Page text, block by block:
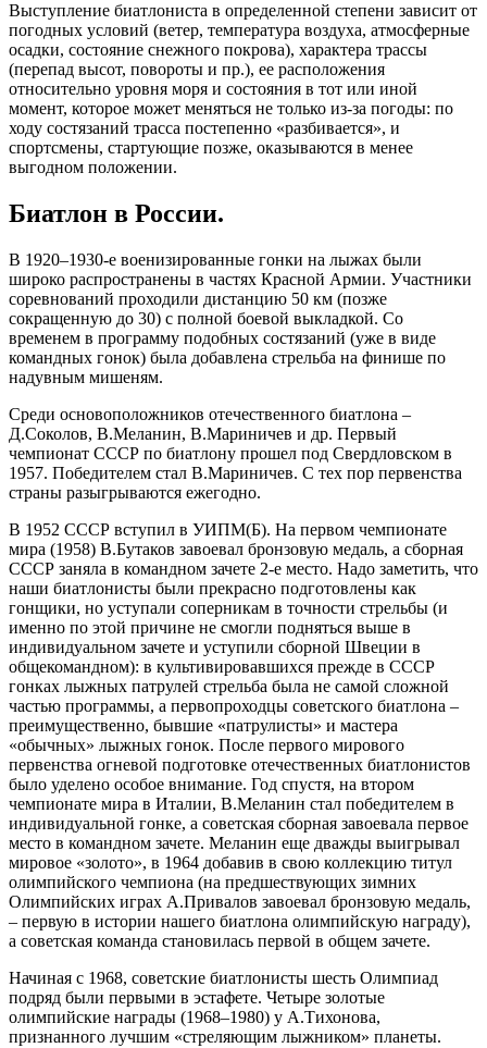
Выступление биатлониста в определенной степени зависит от
погодных условий (ветер, температура воздуха, атмосферные
осадки, состояние снежного покрова), характера трассы
(перепад высот, повороты и пр.), ее расположения
относительно уровня моря и состояния в тот или иной
момент, которое может меняться не только из-за погоды: по
ходу состязаний трасса постепенно «разбивается», и
спортсмены, стартующие позже, оказываются в менее
выгодном положении.
Биатлон в России.
В 1920–1930-е военизированные гонки на лыжах были
широко распространены в частях Красной Армии. Участники
соревнований проходили дистанцию 50 км (позже
сокращенную до 30) с полной боевой выкладкой. Со
временем в программу подобных состязаний (уже в виде
командных гонок) была добавлена стрельба на финише по
надувным мишеням.
Среди основоположников отечественного биатлона –
Д.Соколов, В.Меланин, В.Мариничев и др. Первый
чемпионат СССР по биатлону прошел под Свердловском в
1957. Победителем стал В.Мариничев. С тех пор первенства
страны разыгрываются ежегодно.
В 1952 СССР вступил в УИПМ(Б). На первом чемпионате
мира (1958) В.Бутаков завоевал бронзовую медаль, а сборная
СССР заняла в командном зачете 2-е место. Надо заметить, что
наши биатлонисты были прекрасно подготовлены как
гонщики, но уступали соперникам в точности стрельбы (и
именно по этой причине не смогли подняться выше в
индивидуальном зачете и уступили сборной Швеции в
общекомандном): в культивировавшихся прежде в СССР
гонках лыжных патрулей стрельба была не самой сложной
частью программы, а первопроходцы советского биатлона –
преимущественно, бывшие «патрулисты» и мастера
«обычных» лыжных гонок. После первого мирового
первенства огневой подготовке отечественных биатлонистов
было уделено особое внимание. Год спустя, на втором
чемпионате мира в Италии, В.Меланин стал победителем в
индивидуальной гонке, а советская сборная завоевала первое
место в командном зачете. Меланин еще дважды выигрывал
мировое «золото», в 1964 добавив в свою коллекцию титул
олимпийского чемпиона (на предшествующих зимних
Олимпийских играх А.Привалов завоевал бронзовую медаль,
– первую в истории нашего биатлона олимпийскую награду),
а советская команда становилась первой в общем зачете.
Начиная с 1968, советские биатлонисты шесть Олимпиад
подряд были первыми в эстафете. Четыре золотые
олимпийские награды (1968–1980) у А.Тихонова,
признанного лучшим «стреляющим лыжником» планеты.